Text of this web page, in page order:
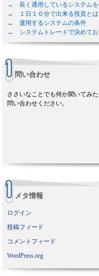
→ 長く通用しているシステムを
→ １日１０分で出来る投資とは
→ 運用するシステムの条件
→ システムトレードで決めてお
問い合わせ
ささいなことでも何か聞いてみ
問い合わせください。
メタ情報
ログイン
投稿フィード
コメントフィード
WordPress.org